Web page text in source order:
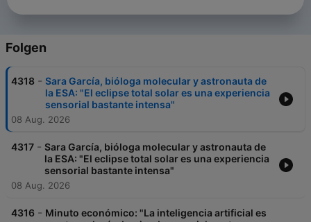
Folgen
4318 - Sara García, bióloga molecular y astronauta de
la ESA: "El eclipse total solar es una experiencia
sensorial bastante intensa"
08 Aug. 2026
4317 - Sara García, bióloga molecular y astronauta de
la ESA: "El eclipse total solar es una experiencia
sensorial bastante intensa"
08 Aug. 2026
4316 - Minuto económico: "La inteligencia artificial es